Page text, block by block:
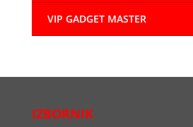
VIP GADGET MASTER
IZBORNIK